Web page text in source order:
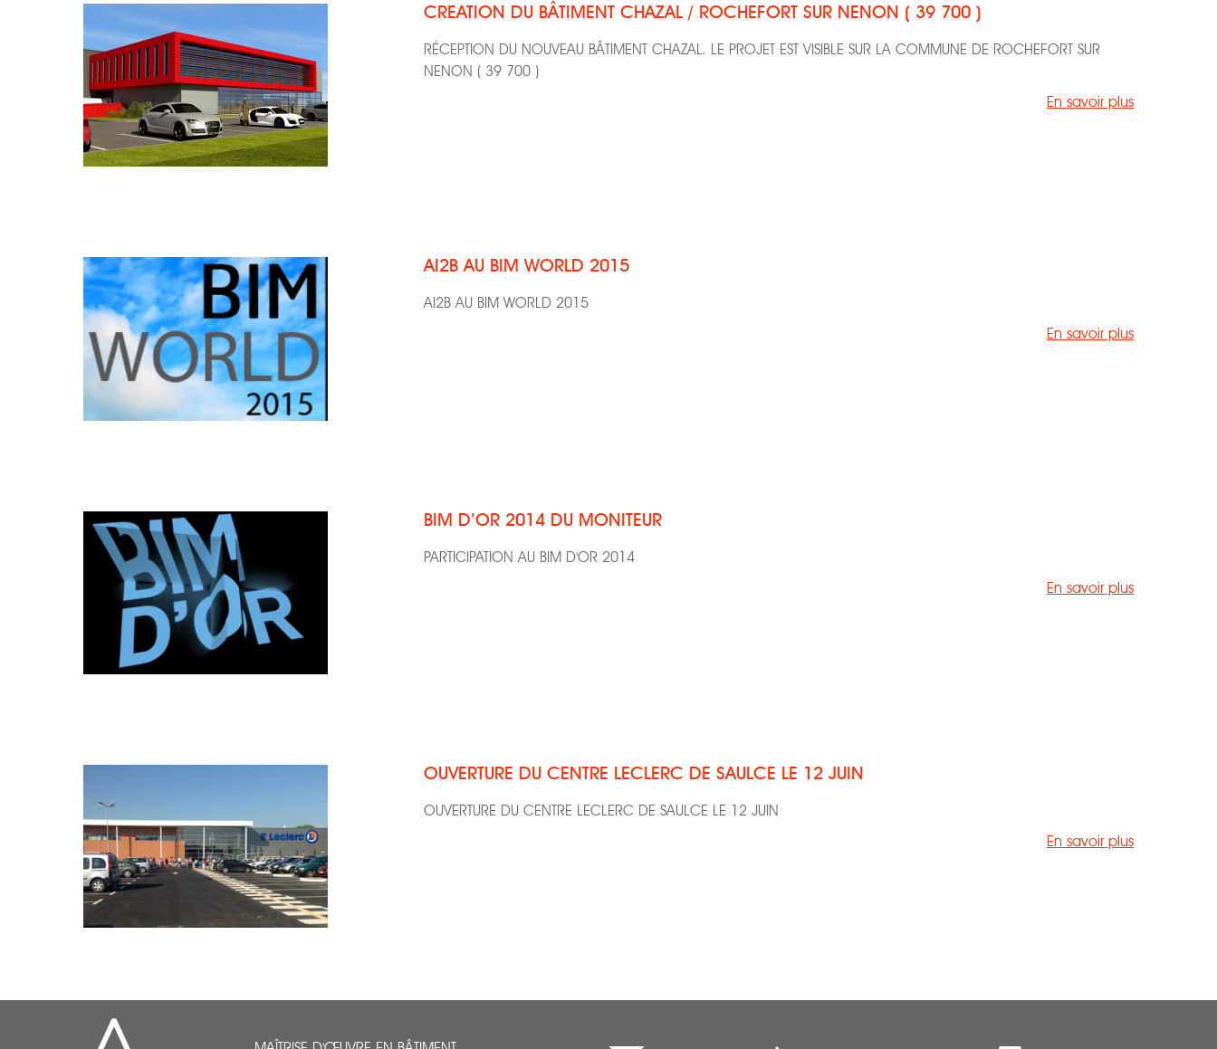
CREATION DU BÂTIMENT CHAZAL / ROCHEFORT SUR NENON ( 39 700 )
RÉCEPTION DU NOUVEAU BÂTIMENT CHAZAL. LE PROJET EST VISIBLE SUR LA COMMUNE DE ROCHEFORT SUR
NENON ( 39 700 )
En savoir plus
AI2B AU BIM WORLD 2015
AI2B AU BIM WORLD 2015
En savoir plus
BIM D’OR 2014 DU MONITEUR
PARTICIPATION AU BIM D'OR 2014
En savoir plus
OUVERTURE DU CENTRE LECLERC DE SAULCE LE 12 JUIN
OUVERTURE DU CENTRE LECLERC DE SAULCE LE 12 JUIN
En savoir plus